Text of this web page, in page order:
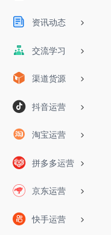
资讯动态
交流学习
渠道货源
抖音运营
淘宝运营
拼多多运营
京东运营
快手运营